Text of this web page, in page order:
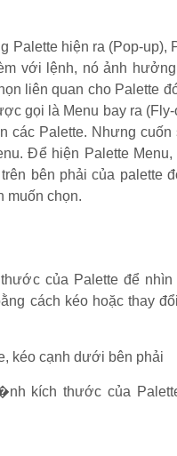
Palette hiện ra (Pop-up),
với lệnh, nó ảnh
liên quan cho Palette
gọi là Menu bay ra
các Palette. Nhưng cuốn
Để hiện Palette
bên phải của palette
muốn chọn.
của Palette để
cách kéo hoặc thay
kéo cạnh dưới bên phải
kích thước của